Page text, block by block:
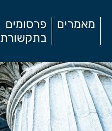
מאמרים
פרסומים
בתקשורת